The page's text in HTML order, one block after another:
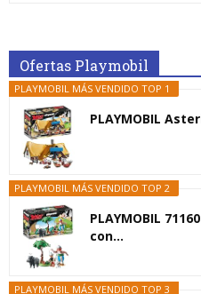
Ofertas Playmobil
PLAYMOBIL MÁS VENDIDO TOP 1
PLAYMOBIL
PLAYMOBIL MÁS VENDIDO TOP 2
PLAYMOBIL
con...
PLAYMOBIL MÁS VENDIDO TOP 3